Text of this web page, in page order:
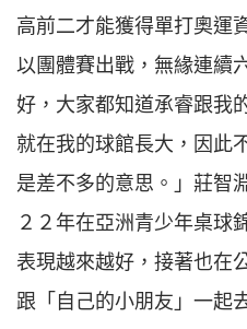
高前二才能獲得單打奧運
以團體賽出戰，無緣連續
好，大家都知道承睿跟我
就在我的球館長大，因此
是差不多的意思。」莊智
２２年在亞洲青少年桌球
表現越來越好，接著也在
跟「自己的小朋友」一起